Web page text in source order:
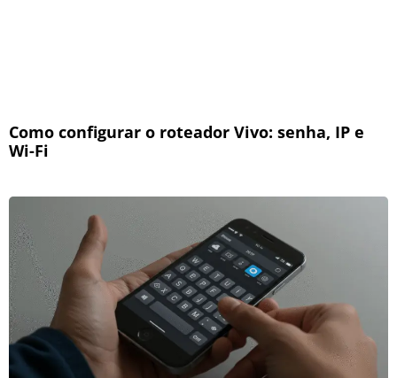
Como configurar o roteador Vivo: senha, IP e
Wi-Fi